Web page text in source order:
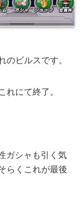
ビルスです。
れにて終了。
ガシャも引く気
らくこれが最後